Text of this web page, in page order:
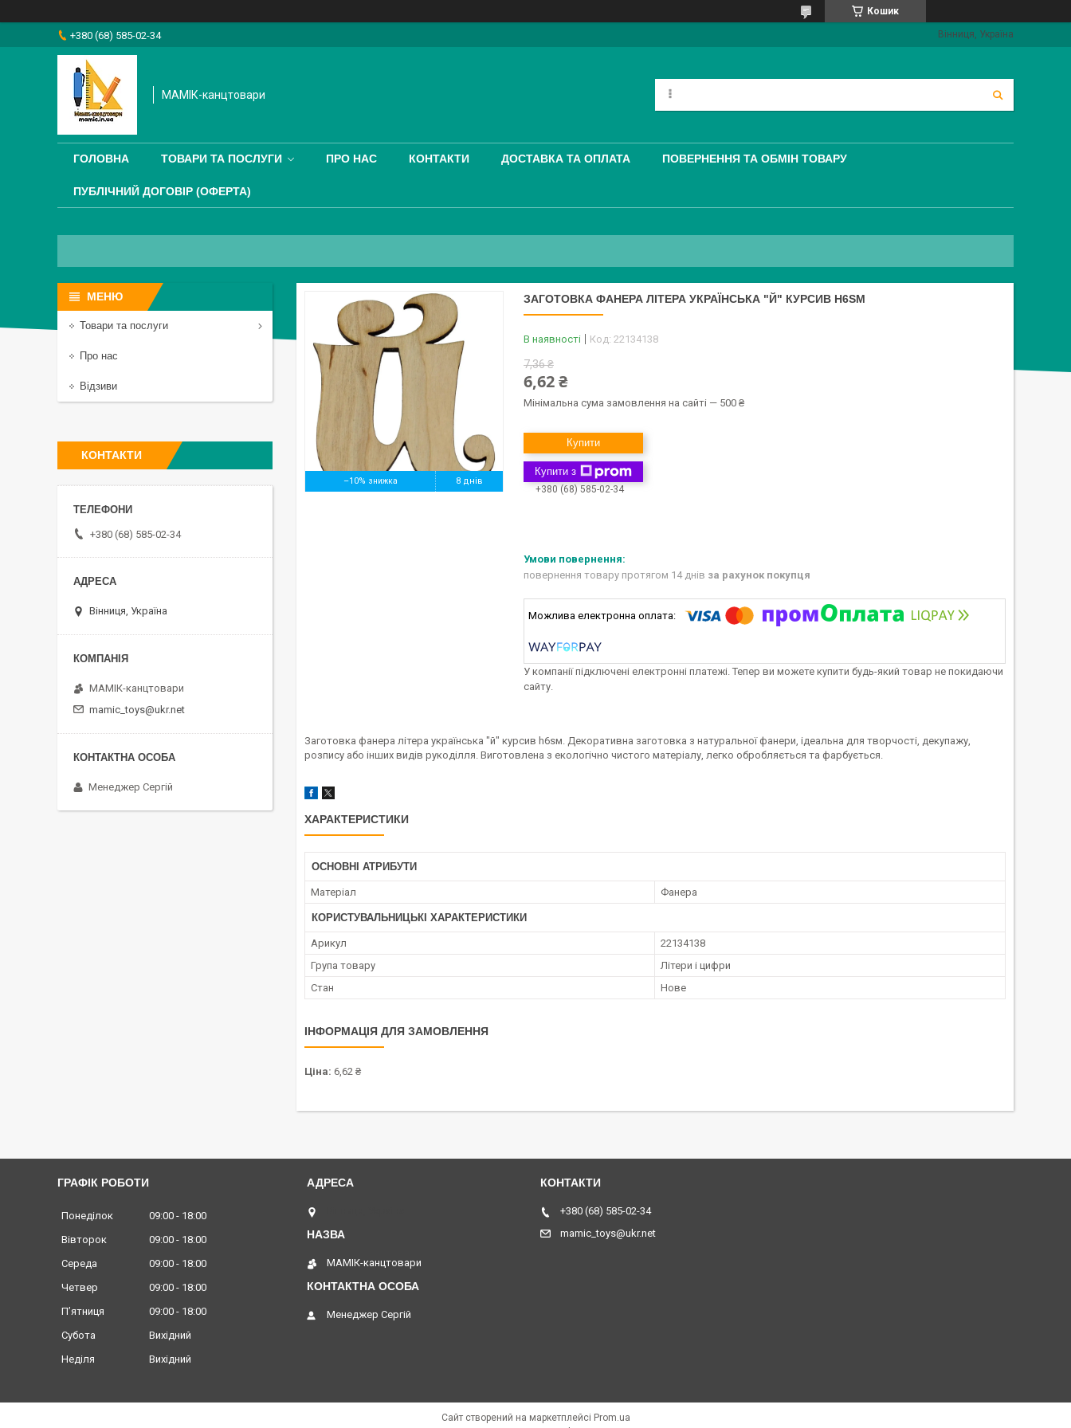
Кошик
+380 (68) 585-02-34 Вінниця, Україна
МАМІК-канцтовари
ГОЛОВНА ТОВАРИ ТА ПОСЛУГИ ПРО НАС КОНТАКТИ ДОСТАВКА ТА ОПЛАТА ПОВЕРНЕННЯ ТА ОБМІН ТОВАРУ
ПУБЛІЧНИЙ ДОГОВІР (ОФЕРТА)
–10% 8 днів
ЗАГОТОВКА ФАНЕРА ЛІТЕРА УКРАЇНСЬКА "Й" КУРСИВ H6SМ
В наявності Код: 22134138
7,36 ₴
6,62 ₴
Мінімальна сума замовлення на сайті — 500 ₴
Купити
Купити з
+380 (68) 585-02-34
повернення товару протягом 14 днів за рахунок покупця
У компанії підключені електронні платежі. Тепер ви можете купити будь-який товар не покидаючи
сайту.
Заготовка фанера літера українська "й" курсив h6sм. Декоративна заготовка з натуральної фанери, ідеальна для творчості, декупажу,
розпису або інших видів рукоділля. Виготовлена з екологічно чистого матеріалу, легко обробляється та фарбується.
ХАРАКТЕРИСТИКИ
ОСНОВНІ АТРИБУТИ
Матеріал Фанера
КОРИСТУВАЛЬНИЦЬКІ ХАРАКТЕРИСТИКИ
Арикул
22134138
Група товару
Літери і цифри
Стан
Нове
ІНФОРМАЦІЯ ДЛЯ ЗАМОВЛЕННЯ
Ціна: 6,62 ₴
Товари та послуги
Про нас
Відзиви
КОНТАКТИ
+380 (68) 585-02-34
Вінниця, Україна
МАМІК-канцтовари
mamic_toys@ukr.net
Менеджер Сергій
ГРАФІК РОБОТИ
Понеділок 09:00
18:00
Вівторок
09:00
18:00
Середа
09:00
18:00
Четвер
09:00
18:00
Пʼятниця
09:00
18:00
Субота
Вихідний
Неділя
Вихідний
МАМІК-канцтовари
Менеджер Сергій
+380 (68) 585-02-34
mamic_toys@ukr.net
Сайт створений на маркетплейсі Prom.ua